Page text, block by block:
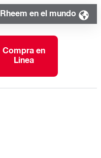
Rheem en el mundo
Compra en
Linea